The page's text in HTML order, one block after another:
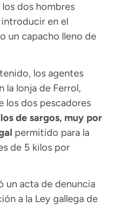
dos hombres
en el
un capacho lleno de
los agentes
la lonja de Ferrol,
los dos pescadores
de sargos, muy por
permitido para la
de 5 kilos por
un acta de denuncia
a la Ley gallega de